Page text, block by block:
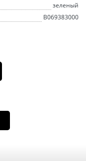
зеленый
B069383000